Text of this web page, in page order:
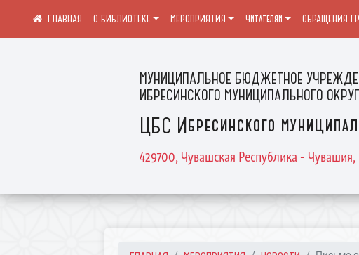
МУНИЦИПАЛЬНОЕ БЮДЖЕТНОЕ
ИБРЕСИНСКОГО МУНИЦИПАЛЬНОГО
ЦБС Ибресинского
429700, Чувашская Республика -
О БИБЛИОТЕКЕ МЕРОПРИЯТИЯ Читателям ОБРАЩЕНИЯ